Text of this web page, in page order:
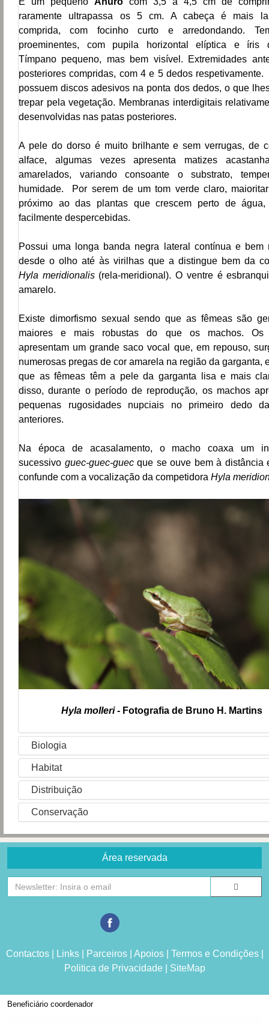
raramente ultrapassa os 5 cm. A cabeça é mais
comprida, com focinho curto e arredondando.
proeminentes, com pupila horizontal elíptica e íris
Tímpano pequeno, mas bem visível. Extremidades
posteriores compridas, com 4 e 5 dedos
possuem discos adesivos na ponta dos dedos, o que
trepar pela vegetação. Membranas interdigitais
desenvolvidas nas patas posteriores.
A pele do dorso é muito brilhante e sem verrugas, de
alface, algumas vezes apresenta matizes
amarelados, variando consoante o substrato,
humidade. Por serem de um tom verde claro,
próximo ao das plantas que crescem perto de água,
facilmente despercebidas.
Possui uma longa banda negra lateral contínua e bem
desde o olho até às virilhas que a distingue bem da
Hyla meridionalis (rela-meridional). O ventre é
amarelo.
Existe dimorfismo sexual sendo que as fêmeas são
maiores e mais robustas do que os machos. Os
apresentam um grande saco vocal que, em repouso,
numerosas pregas de cor amarela na região da garganta,
que as fêmeas têm a pele da garganta lisa e mais
disso, durante o período de reprodução, os machos
pequenas rugosidades nupciais no primeiro dedo
anteriores.
Na época de acasalamento, o macho coaxa um
sucessivo guec-guec-guecque se ouve bem à distância
confunde com a vocalização da competidora Hyla
Hyla molleri- Fotografia de Bruno H. Martins
Biologia
Habitat
Distribuição
Conservação
Área reservada
Contactos| Links| Parceiros| Apoios| Termos e Condições|
Politica de Privacidade| SiteMap
Beneficiário coordenador